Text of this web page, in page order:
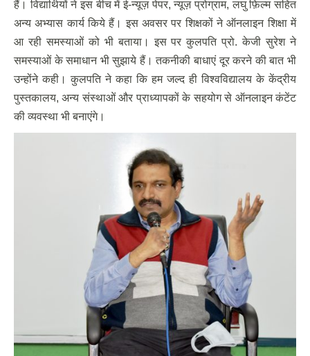
हैं। विद्यार्थियों ने इस बीच में ई-न्यूज़ पेपर, न्यूज़ प्रोग्राम, लघु फ़िल्म सहित
अन्य अभ्यास कार्य किये हैं। इस अवसर पर शिक्षकों ने ऑनलाइन शिक्षा में
आ रही समस्याओं को भी बताया। इस पर कुलपति प्रो. केजी सुरेश ने
समस्याओं के समाधान भी सुझाये हैं। तकनीकी बाधाएं दूर करने की बात भी
उन्होंने कही। कुलपति ने कहा कि हम जल्द ही विश्वविद्यालय के केंद्रीय
पुस्तकालय, अन्य संस्थाओं और प्राध्यापकों के सहयोग से ऑनलाइन कंटेंट
की व्यवस्था भी बनाएंगे।